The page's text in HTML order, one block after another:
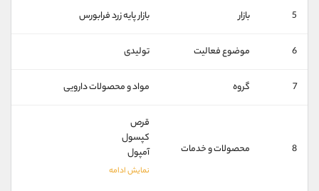
5 بازار بازار پايه زرد فرابورس
6 موضوع فعالیت تولیدی
7 گروه مواد و محصولات دارویی
8 محصولات و خدمات
قرص
کپسول
آمپول